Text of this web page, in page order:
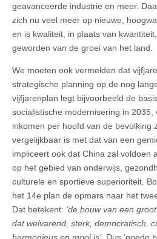
geavanceerde industrie en meer.
zich nu veel meer op nieuwe,
en is kwaliteit, in plaats van
geworden van de groei van het land.
We moeten ook vermelden dat
strategische planning op de nog
vijfjarenplan legt bijvoorbeeld de
socialistische modernisering in
inkomen per hoofd van de bevolking
vergelijkbaar is met dat van een
impliceert ook dat China zal voldoen
op het gebied van onderwijs,
culturele en sportieve superioriteit.
het 14e plan de opmars naar het
Dat betekent: ‘de bouw van een
dat welvarend, sterk, democratisch,
harmonieus en mooi is’. Dus ‘goede